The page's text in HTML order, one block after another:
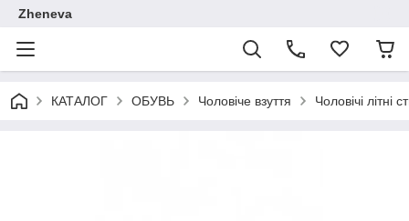
Zheneva
КАТАЛОГ ОБУВЬ Чоловіче взуття Чоловічі літні